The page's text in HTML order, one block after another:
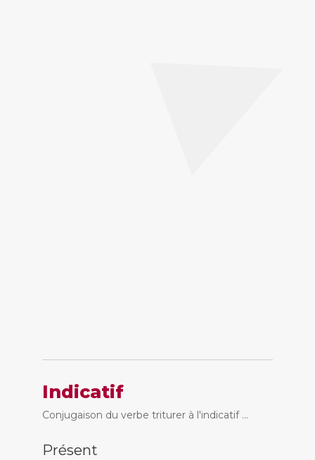
Indicatif
Conjugaison du verbe triturer à l'indicatif ...
Présent